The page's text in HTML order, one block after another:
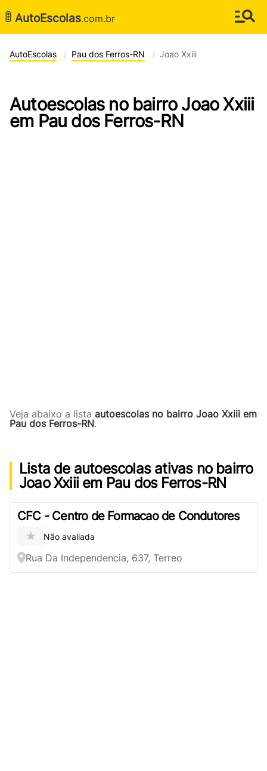
🚦 AutoEscolas.com.br
AutoEscolas Pau dos Ferros-RN Joao Xxiii
Autoescolas no bairro Joao Xxiii
em Pau dos Ferros-RN
Veja abaixo a lista autoescolas no bairro Joao Xxiii em
Pau dos Ferros-RN.
Lista de autoescolas ativas no bairro
Joao Xxiii em Pau dos Ferros-RN
CFC - Centro de Formacao de Condutores
★ Não avaliada
Rua Da Independencia, 637, Terreo